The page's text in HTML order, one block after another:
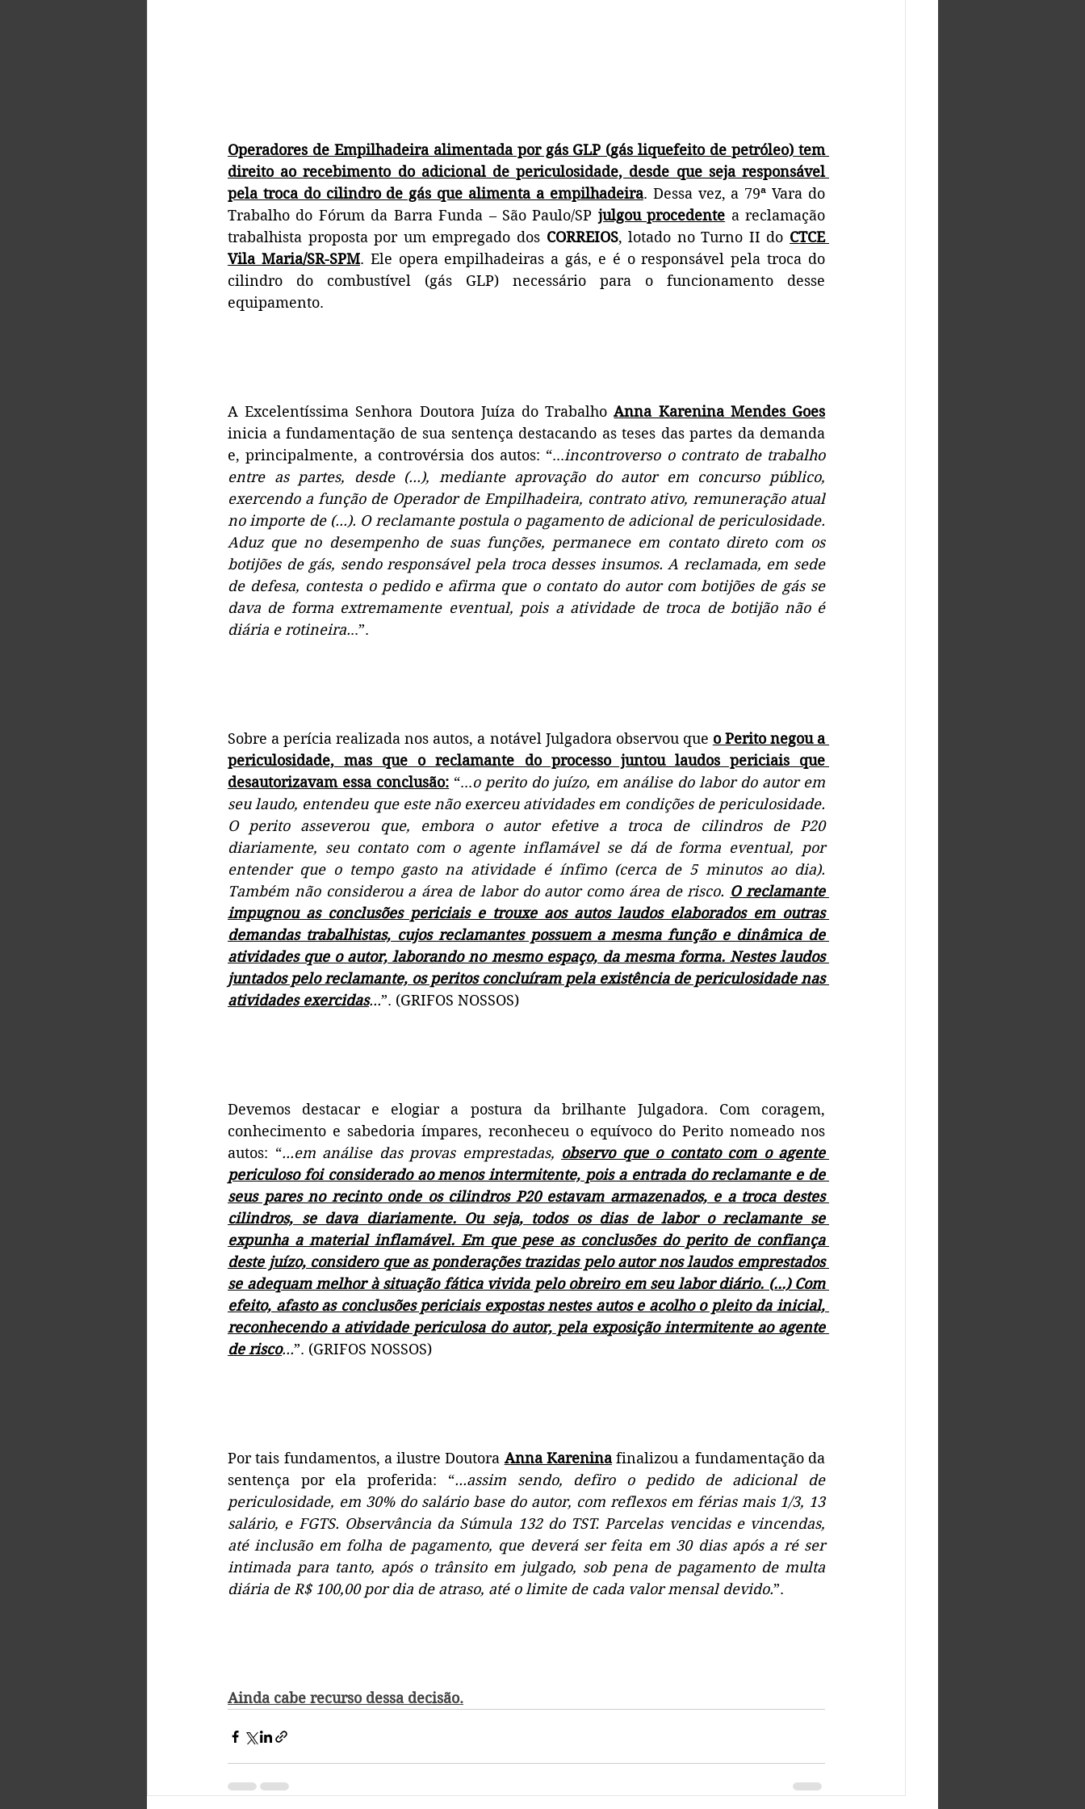
Operadores de Empilhadeira alimentada por gás GLP (gás liquefeito de petróleo) tem
direito ao recebimento do adicional de periculosidade, desde que seja responsável
pela troca do cilindro de gás que alimenta a empilhadeira. Dessa vez, a 79ª Vara do
Trabalho do Fórum da Barra Funda – São Paulo/SP julgou procedente a reclamação
trabalhista proposta por um empregado dos CORREIOS, lotado no Turno II do CTCE
Vila Maria/SR-SPM. Ele opera empilhadeiras a gás, e é o responsável pela troca do
cilindro do combustível (gás GLP) necessário para o funcionamento desse
equipamento.
A Excelentíssima Senhora Doutora Juíza do Trabalho Anna Karenina Mendes Goes
inicia a fundamentação de sua sentença destacando as teses das partes da demanda
e, principalmente, a controvérsia dos autos: “...incontroverso o contrato de trabalho
entre as partes, desde (...), mediante aprovação do autor em concurso público,
exercendo a função de Operador de Empilhadeira, contrato ativo, remuneração atual
no importe de (...). O reclamante postula o pagamento de adicional de periculosidade.
Aduz que no desempenho de suas funções, permanece em contato direto com os
botijões de gás, sendo responsável pela troca desses insumos. A reclamada, em sede
de defesa, contesta o pedido e afirma que o contato do autor com botijões de gás se
dava de forma extremamente eventual, pois a atividade de troca de botijão não é
diária e rotineira...”.
Sobre a perícia realizada nos autos, a notável Julgadora observou que o Perito negou a
periculosidade, mas que o reclamante do processo juntou laudos periciais que
desautorizavam essa conclusão: “...o perito do juízo, em análise do labor do autor em
seu laudo, entendeu que este não exerceu atividades em condições de periculosidade.
O perito asseverou que, embora o autor efetive a troca de cilindros de P20
diariamente, seu contato com o agente inflamável se dá de forma eventual, por
entender que o tempo gasto na atividade é ínfimo (cerca de 5 minutos ao dia).
Também não considerou a área de labor do autor como área de risco. O reclamante
impugnou as conclusões periciais e trouxe aos autos laudos elaborados em outras
demandas trabalhistas, cujos reclamantes possuem a mesma função e dinâmica de
atividades que o autor, laborando no mesmo espaço, da mesma forma. Nestes laudos
juntados pelo reclamante, os peritos concluíram pela existência de periculosidade nas
atividades exercidas...”. (GRIFOS NOSSOS)
Devemos destacar e elogiar a postura da brilhante Julgadora. Com coragem,
conhecimento e sabedoria ímpares, reconheceu o equívoco do Perito nomeado nos
autos: “...em análise das provas emprestadas, observo que o contato com o agente
periculoso foi considerado ao menos intermitente, pois a entrada do reclamante e de
seus pares no recinto onde os cilindros P20 estavam armazenados, e a troca destes
cilindros, se dava diariamente. Ou seja, todos os dias de labor o reclamante se
expunha a material inflamável. Em que pese as conclusões do perito de confiança
deste juízo, considero que as ponderações trazidas pelo autor nos laudos emprestados
se adequam melhor à situação fática vivida pelo obreiro em seu labor diário. (...) Com
efeito, afasto as conclusões periciais expostas nestes autos e acolho o pleito da inicial,
reconhecendo a atividade periculosa do autor, pela exposição intermitente ao agente
de risco...”. (GRIFOS NOSSOS)
Por tais fundamentos, a ilustre Doutora Anna Karenina finalizou a fundamentação da
sentença por ela proferida: “...assim sendo, defiro o pedido de adicional de
periculosidade, em 30% do salário base do autor, com reflexos em férias mais 1/3, 13
salário, e FGTS. Observância da Súmula 132 do TST. Parcelas vencidas e vincendas,
até inclusão em folha de pagamento, que deverá ser feita em 30 dias após a ré ser
intimada para tanto, após o trânsito em julgado, sob pena de pagamento de multa
diária de R$ 100,00 por dia de atraso, até o limite de cada valor mensal devido.”.
Ainda cabe recurso dessa decisão.